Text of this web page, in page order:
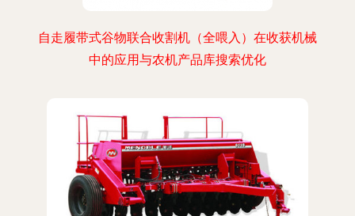
自走履带式谷物联合收割机（全喂入）在收获机械
中的应用与农机产品库搜索优化